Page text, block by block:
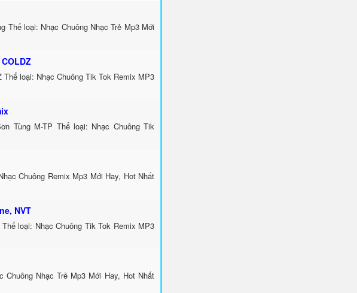
Thể loại: Nhạc Chuông Nhạc Trẻ Mp3 Mới
loại: Nhạc Chuông Tik Tok Remix MP3
Tùng M-TP Thể loại: Nhạc Chuông Tik
Chuông Remix Mp3 Mới Hay, Hot Nhất
NVT
loại: Nhạc Chuông Tik Tok Remix MP3
Chuông Nhạc Trẻ Mp3 Mới Hay, Hot Nhất